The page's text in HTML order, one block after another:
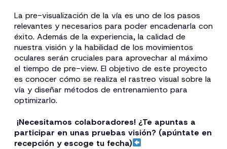
La pre-visualización de la vía es uno de los pasos
relevantes y necesarios para poder encadenarla con
éxito. Además de la experiencia, la calidad de
nuestra visión y la habilidad de los movimientos
oculares serán cruciales para aprovechar al máximo
el tiempo de pre-view. El objetivo de este proyecto
es conocer cómo se realiza el rastreo visual sobre la
vía y diseñar métodos de entrenamiento para
optimizarlo.
¡Necesitamos colaboradores! ¿Te apuntas a
participar en unas pruebas visión? (apúntate en
recepción y escoge tu fecha)